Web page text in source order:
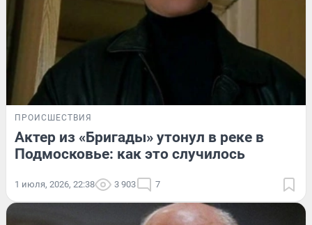
ПРОИСШЕСТВИЯ
Актер из «Бригады» утонул в реке в
Подмосковье: как это случилось
1 июля, 2026, 22:38 3 903 7